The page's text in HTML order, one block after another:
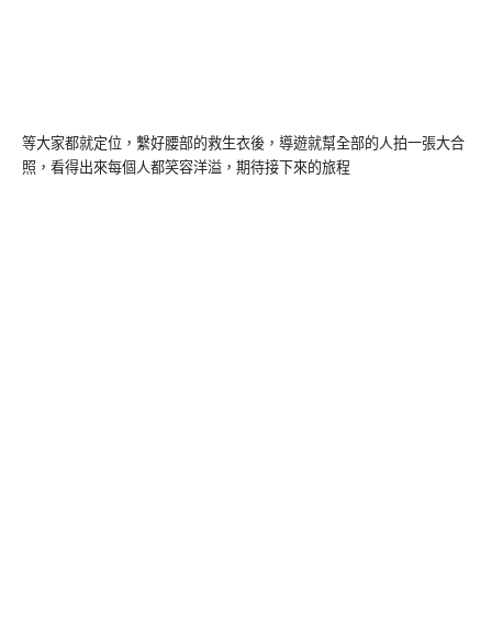
等大家都就定位，繫好腰部的救生衣後，導遊就幫全部的人拍一張大合
照，看得出來每個人都笑容洋溢，期待接下來的旅程